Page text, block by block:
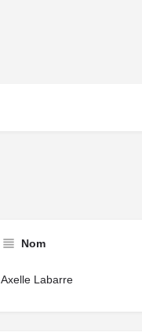
Nom
Axelle Labarre